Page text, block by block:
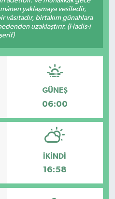
yaklaşmaya vesîledir,
vâsıtadır, birtakım günahlara
uzaklaştırır. (Hadis-i
şerif)
GÜNEŞ
06:00
İKINDI
16:58